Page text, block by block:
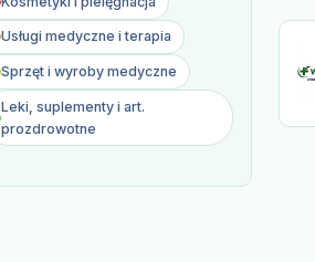
Usługi medyczne i terapia
Sprzęt i wyroby medyczne
Leki, suplementy i art.
prozdrowotne